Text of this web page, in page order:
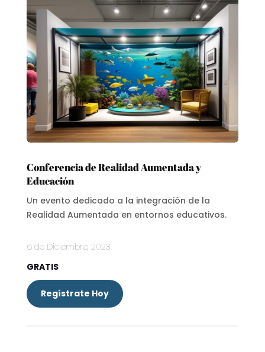
Conferencia de Realidad Aumentada y
Educación
Un evento dedicado a la integración de la
Realidad Aumentada en entornos educativos.
6 de Diciembre, 2023
GRATIS
Regístrate Hoy